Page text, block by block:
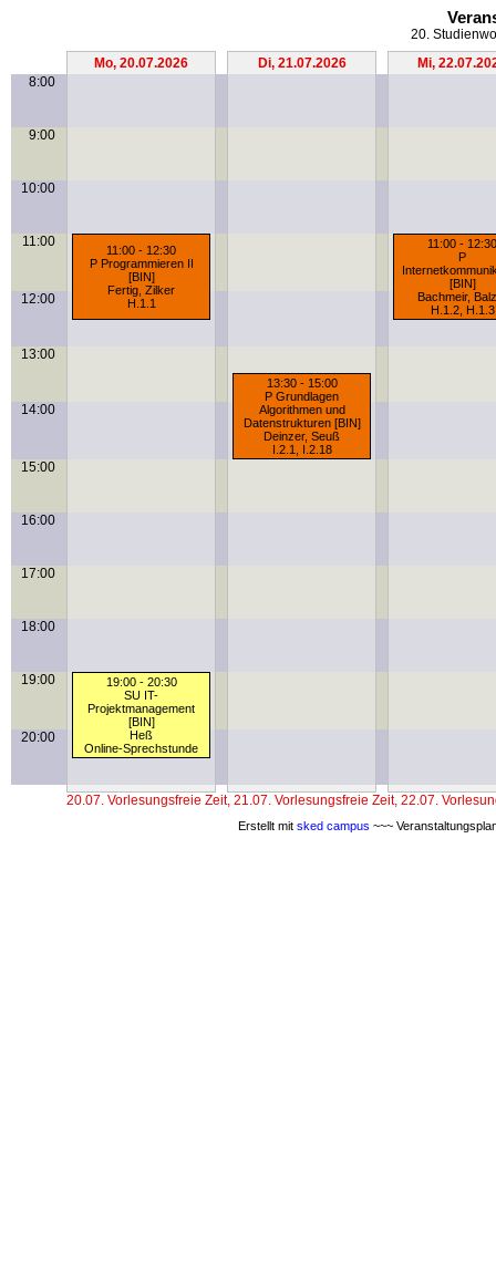
20.
Mo, 20.07.2026
Di, 21.07.2026
Mi,
8:00
9:00
10:00
11:00
11:00 - 12:30
P Programmieren II
[BIN]
Fertig Zilker
H.1.1
11:00 - 12:30
P
[BIN]
Bachmeir,
H.1.2, H.1.3
12:00
13:00
13:30 - 15:00
P Grundlagen
Algorithmen und
Datenstrukturen [BIN]
Deinzer, Seuß
I.2.1
I.2.18
14:00
15:00
16:00
17:00
18:00
19:00
19:00 - 20:30
SU IT-
Projektmanagement
[BIN]
Heß
Online-Sprechstunde
20:00
20.07. Vorlesungsfreie Zeit, 21.07. Vorlesungsfreie Zeit, 22.07.
Erstellt mit sked campus ~~~